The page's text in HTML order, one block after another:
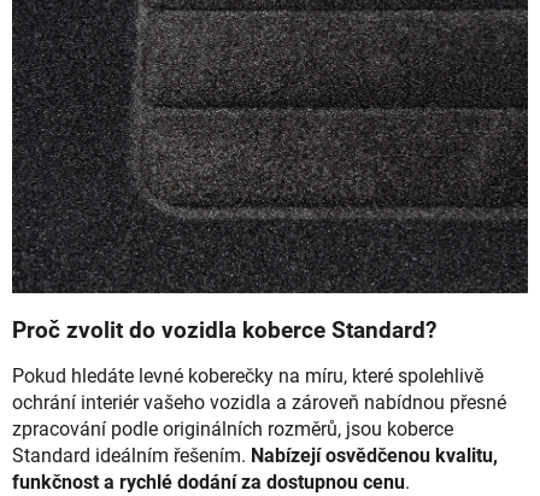
Proč zvolit do vozidla koberce Standard?
Pokud hledáte levné koberečky na míru, které spolehlivě
ochrání interiér vašeho vozidla a zároveň nabídnou přesné
zpracování podle originálních rozměrů, jsou koberce
Standard ideálním řešením. Nabízejí osvědčenou kvalitu,
funkčnost a rychlé dodání za dostupnou cenu.